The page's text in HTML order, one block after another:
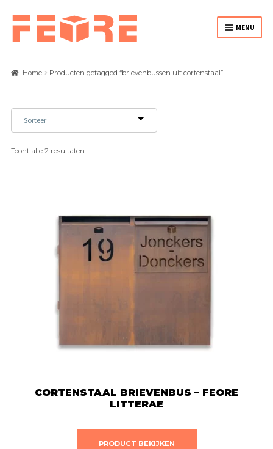
MENU
PLANTENBAKKEN
VUURKORVEN / VUURBAKKEN
MAATWERK
OVER FEORE
WINKELMAND
NEDERLANDS
Home Producten getagged “brievenbussen uit cortenstaal”
Toont alle 2 resultaten
CORTENSTAAL BRIEVENBUS – FEORE
LITTERAE
PRODUCT BEKIJKEN